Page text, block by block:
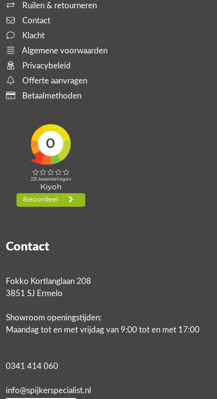
Ruilen & retourneren
Contact
Klacht
Algemene voorwaarden
Privacybeleid
Offerte aanvragen
Betaalmethoden
Contact
Fokko Kortlanglaan 208
3851 SJ Ermelo
Showroom openingstijden:
Maandag tot en met vrijdag van 9:00 tot en met 17:00
0341 414 060
info@spijkerspecialist.nl